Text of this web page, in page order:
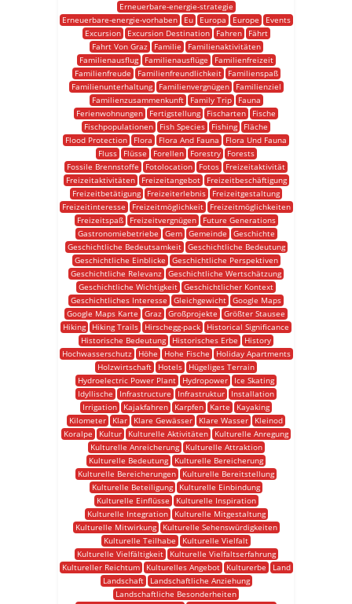
Erneuerbare-energie-strategie
Erneuerbare-energie-vorhaben
Eu Europa Europe
Events
Excursion
Excursion Destination Fahren
Fährt
Fahrt Von Graz
Familie
Familienaktivitäten
Familienausflug
Familienausflüge
Familienfreizeit
Familienfreude
Familienfreundlichkeit
Familienspaß
Familienunterhaltung
Familienvergnügen
Familienziel
Familienzusammenkunft
Family Trip
Fauna
Ferienwohnungen
Fertigstellung Fischarten
Fische
Fischpopulationen
Fish Species Fishing
Fläche
Flood Protection
Flora Flora And Fauna
Flora Und Fauna
Fluss
Flüsse Forellen Forestry
Forests
Fossile Brennstoffe
Fotolocation Fotos
Freizeitaktivität
Freizeitaktivitäten
Freizeitangebot
Freizeitbeschäftigung
Freizeitbetätigung
Freizeiterlebnis
Freizeitgestaltung
Freizeitinteresse
Freizeitmöglichkeit
Freizeitmöglichkeiten
Freizeitspaß
Freizeitvergnügen
Future Generations
Gastronomiebetriebe
Gem Gemeinde
Geschichte
Geschichtliche Bedeutsamkeit
Geschichtliche Bedeutung
Geschichtliche Einblicke
Geschichtliche Perspektiven
Geschichtliche Relevanz Geschichtliche Wertschätzung
Geschichtliche Wichtigkeit Geschichtlicher Kontext
Geschichtliches Interesse
Gleichgewicht Google Maps
Google Maps Karte
Graz Großprojekte
Größter Stausee
Hiking
Hiking Trails Hirschegg-pack
Historical Significance
Historische Bedeutung
Historisches Erbe
History
Hochwasserschutz
Höhe Hohe Fische
Holiday Apartments
Holzwirtschaft
Hotels
Hügeliges Terrain
Hydroelectric Power Plant
Hydropower
Ice Skating
Idyllische
Infrastructure Infrastruktur
Installation
Irrigation
Kajakfahren Karpfen Karte
Kayaking
Kilometer
Klar Klare Gewässer Klare Wasser
Kleinod
Koralpe
Kultur Kulturelle Aktivitäten
Kulturelle Anregung
Kulturelle Anreicherung
Kulturelle Attraktion
Kulturelle Bedeutung
Kulturelle Bereicherung
Kulturelle Bereicherungen
Kulturelle Bereitstellung
Kulturelle Beteiligung
Kulturelle Einbindung
Kulturelle Einflüsse
Kulturelle Inspiration
Kulturelle Integration
Kulturelle Mitgestaltung
Kulturelle Mitwirkung
Kulturelle Sehenswürdigkeiten
Kulturelle Teilhabe
Kulturelle Vielfalt
Kulturelle Vielfältigkeit
Kulturelle Vielfaltserfahrung
Kultureller Reichtum
Kulturelles Angebot Kulturerbe
Land
Landschaft
Landschaftliche Anziehung
Landschaftliche Besonderheiten